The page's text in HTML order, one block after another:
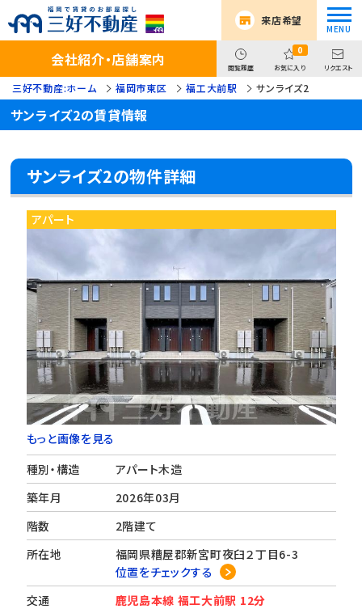
来店希望
会社紹介・店舗案内 閲覧履歴
0
お気に入り リクエスト
三好不動産:ホーム 福岡市東区 福工大前駅 サンライズ2
サンライズ2の賃貸情報
サンライズ2の物件詳細
アパート
もっと画像を見る
種別・構造
アパート木造
築年月
2026年03月
階数
2階建て
所在地
福岡県糟屋郡新宮町夜臼２丁目6-3
位置をチェックする
交通
鹿児島本線 福工大前駅 12分